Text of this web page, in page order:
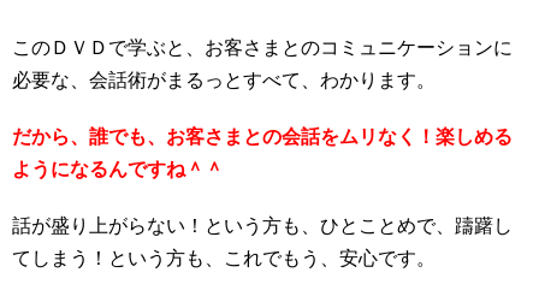
このＤＶＤで学ぶと、お客さまとのコミュニケーションに
必要な、会話術がまるっとすべて、わかります。
だから、誰でも、お客さまとの会話をムリなく！楽しめる
ようになるんですね＾＾
話が盛り上がらない！という方も、ひとことめで、躊躇し
てしまう！という方も、これでもう、安心です。